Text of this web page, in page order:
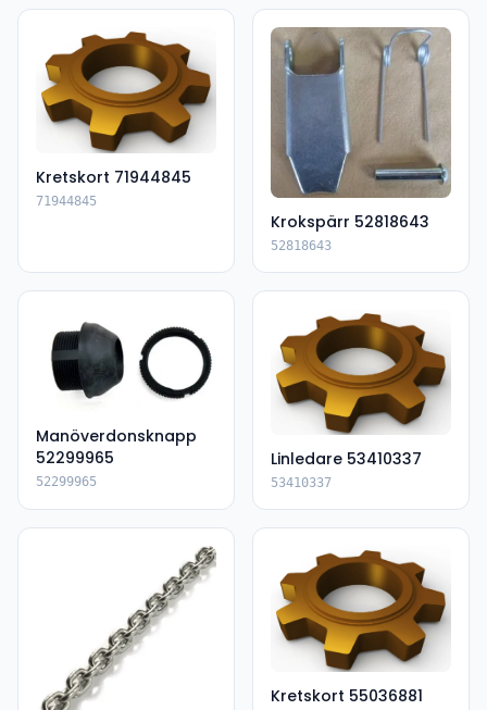
Kretskort 71944845
71944845
Krokspärr 52818643
52818643
Manöverdonsknapp
52299965
52299965
Linledare 53410337
53410337
Kretskort 55036881